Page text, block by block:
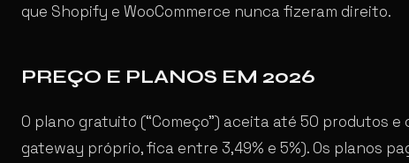
que Shopify e WooCommerce nunca fizeram direito.
PREÇO E PLANOS EM 2026
O plano gratuito (“Começo”) aceita até 50 produtos
gateway próprio, fica entre 3,49% e 5%). Os planos